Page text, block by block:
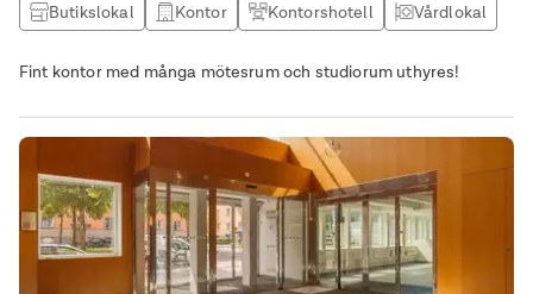
Butikslokal Kontor Kontorshotell Vårdlokal
Fint kontor med många mötesrum och studiorum uthyres!